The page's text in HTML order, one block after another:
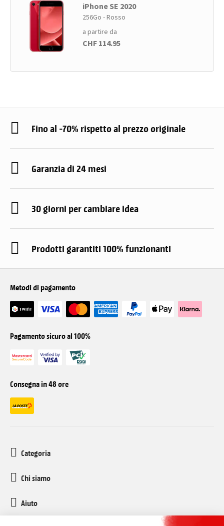
iPhone SE 2020
256Go - Rosso
a partire da
CHF 114.95
Fino al -70% rispetto al prezzo originale
Garanzia di 24 mesi
30 giorni per cambiare idea
Prodotti garantiti 100% funzionanti
Metodi di pagamento
Pagamento sicuro al 100%
Consegna in 48 ore
Categoria
Chi siamo
Aiuto